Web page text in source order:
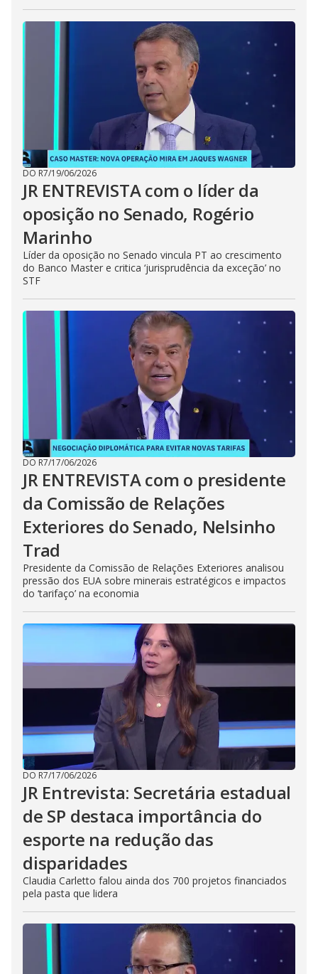
DO R7/19/06/2026
JR ENTREVISTA com o líder da
oposição no Senado, Rogério
Marinho
Líder da oposição no Senado vincula PT ao crescimento
do Banco Master e critica ‘jurisprudência da exceção’ no
STF
DO R7/17/06/2026
JR ENTREVISTA com o presidente
da Comissão de Relações
Exteriores do Senado, Nelsinho
Trad
Presidente da Comissão de Relações Exteriores analisou
pressão dos EUA sobre minerais estratégicos e impactos
do ‘tarifaço’ na economia
DO R7/17/06/2026
JR Entrevista: Secretária estadual
de SP destaca importância do
esporte na redução das
disparidades
Claudia Carletto falou ainda dos 700 projetos financiados
pela pasta que lidera